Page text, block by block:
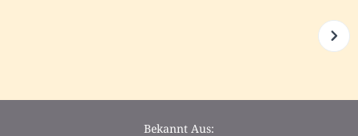
Bekannt Aus: